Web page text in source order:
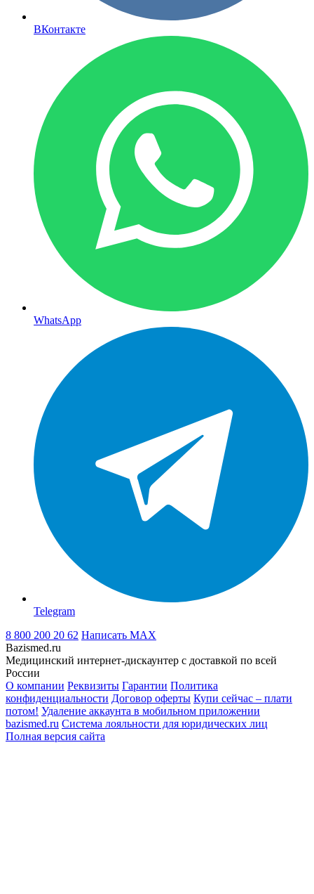
ВКонтакте
WhatsApp
Telegram
8 800 200 20 62 Написать MAX
Bazismed.ru
Медицинский интернет-дискаунтер с доставкой по всей
России
О компании Реквизиты Гарантии Политика
конфиденциальности Договор оферты Купи сейчас – плати
потом! Удаление аккаунта в мобильном приложении
bazismed.ru Система лояльности для юридических лиц
Полная версия сайта